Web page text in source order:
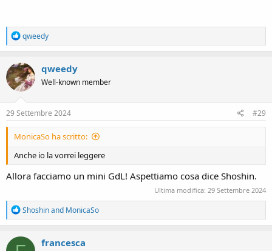
R
e
a
c
t
i
o
n
s
qweedy
qweedy
Well-known member
29 Settembre 2024 #29
MonicaSo ha scritto:
Anche io la vorrei leggere
Allora facciamo un mini GdL! Aspettiamo cosa dice Shoshin.
Ultima modifica: 29 Settembre 2024
R
e
a
c
t
Shoshinand MonicaSo
francesca